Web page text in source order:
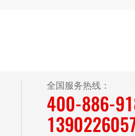
全国服务热线：
400-886-